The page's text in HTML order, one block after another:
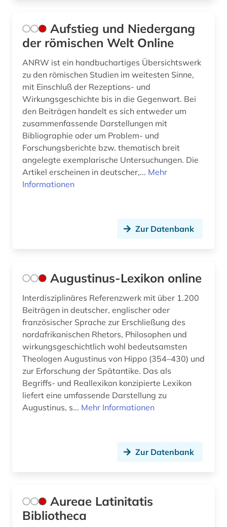
nikolaus von kues (1)
numismatik (1)
odyssee (2)
online-publikation (3)
online-ressource (1)
ontologie (1)
oper (1)
ostrakon (3)
paläographie (2)
papyrologie (2)
papyrus (11)
patristik (6)
petrarca (1)
phaedrus (1)
philosophie (10)
philosophie des mittelalters (1)
Aufstieg und Niedergang
der römischen Welt Online
ANRW ist ein handbuchartiges Übersichtswerk
zu den römischen Studien im weitesten Sinne,
mit Einschluß der Rezeptions- und
Wirkungsgeschichte bis in die Gegenwart. Bei
den Beiträgen handelt es sich entweder um
zusammenfassende Darstellungen mit
Bibliographie oder um Problem- und
Forschungsberichte bzw. thematisch breit
angelegte exemplarische Untersuchungen. Die
Artikel erscheinen in deutscher,... Mehr
Informationen
Zur Datenbank
Augustinus-Lexikon online
Interdisziplinäres Referenzwerk mit über 1.200
Beiträgen in deutscher, englischer oder
französischer Sprache zur Erschließung des
nordafrikanischen Rhetors, Philosophen und
wirkungsgeschichtlich wohl bedeutsamsten
Theologen Augustinus von Hippo (354–430) und
zur Erforschung der Spätantike. Das als
Begriffs- und Reallexikon konzipierte Lexikon
liefert eine umfassende Darstellung zu
Augustinus, s... Mehr Informationen
Zur Datenbank
Aureae Latinitatis
Bibliotheca